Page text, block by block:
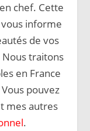
chef. Cette
informe
de vos
traitons
en France
pouvez
mes autres
.